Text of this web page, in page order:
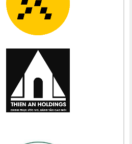
Nguyễn Thị Diệu Phương 15/08
Nguyễn Thị Bích Thuận 15/08
Đặng Thị Lan Hương 15/08
Nguyễn Nhiệm Mầu 15/08
Nguyễn Mỹ Quỳnh Loan 15/08
Vũ Thị Hà 15/08